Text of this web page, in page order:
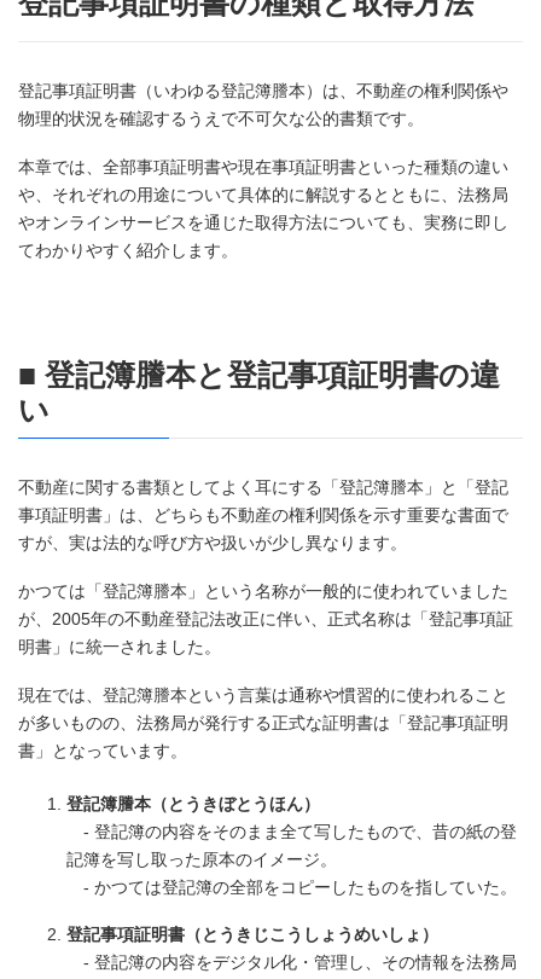
登記事項証明書（いわゆる登記簿謄本）は、不動産の権利関係や
物理的状況を確認するうえで不可欠な公的書類です。
本章では、全部事項証明書や現在事項証明書といった種類の違い
や、それぞれの用途について具体的に解説するとともに、法務局
やオンラインサービスを通じた取得方法についても、実務に即し
てわかりやすく紹介します。
■ 登記簿謄本と登記事項証明書の違
い
不動産に関する書類としてよく耳にする「登記簿謄本」と「登記
事項証明書」は、どちらも不動産の権利関係を示す重要な書面で
すが、実は法的な呼び方や扱いが少し異なります。
かつては「登記簿謄本」という名称が一般的に使われていました
が、2005年の不動産登記法改正に伴い、正式名称は「登記事項証
明書」に統一されました。
現在では、登記簿謄本という言葉は通称や慣習的に使われること
が多いものの、法務局が発行する正式な証明書は「登記事項証明
書」となっています。
登記簿謄本（とうきぼとうほん）
- 登記簿の内容をそのまま全て写したもので、昔の紙の登
記簿を写し取った原本のイメージ。
- かつては登記簿の全部をコピーしたものを指していた。
登記事項証明書（とうきじこうしょうめいしょ）
- 登記簿の内容をデジタル化・管理し、その情報を法務局